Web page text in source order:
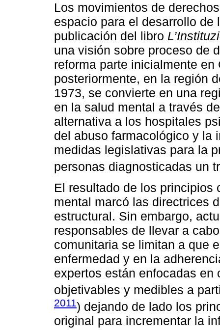
Los movimientos de
espacio para el desarrollo
publicación del libro
una visión sobre proceso de
reforma parte inicialmente
posteriormente, en la región
1973, se convierte en una
en la salud mental a través
alternativa a los hospitales
del abuso farmacológico y la
medidas legislativas para la
personas diagnosticadas un
El resultado de los principios
mental marcó las directrices
estructural. Sin embargo,
responsables de llevar a
comunitaria se limitan a que
enfermedad y en la
expertos están enfocadas
objetivables y medibles a
2011) dejando de lado los
original para incrementar la